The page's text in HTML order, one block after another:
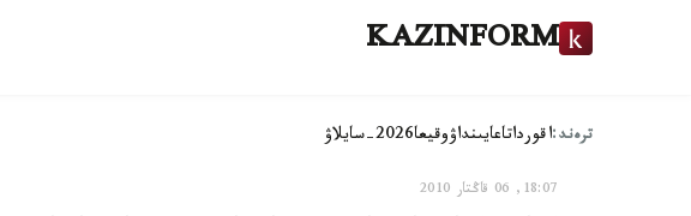
KAZINFORM
ترەند:اقورداتاعايىنداۋوقيعا2026-سايلاۋ
18:07, 06 قاڭتار 2010